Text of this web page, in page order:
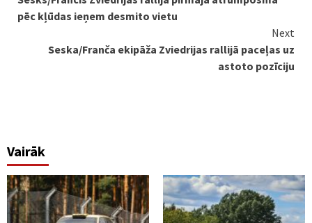
Reading
pēc kļūdas ieņem desmito vietu
Next
Seska/Franča ekipāža Zviedrijas rallijā paceļas uz
astoto pozīciju
Vairāk